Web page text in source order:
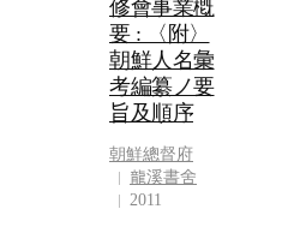
修會事業槪
要 : 〈附〉
朝鮮人名彙
考編纂ノ要
旨及順序
朝鮮總督府
龍溪書舍
2011